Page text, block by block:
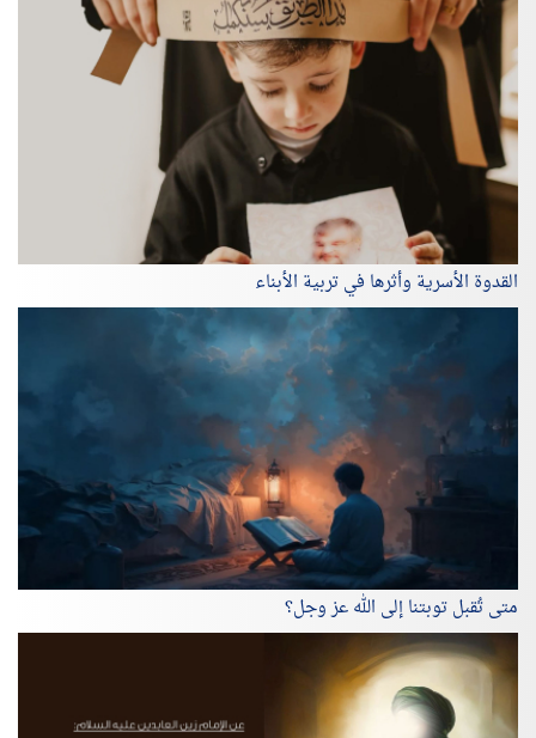
القدوة الأسرية وأثرها في تربية الأبناء
متى تُقبل توبتنا إلى الله عز وجل؟